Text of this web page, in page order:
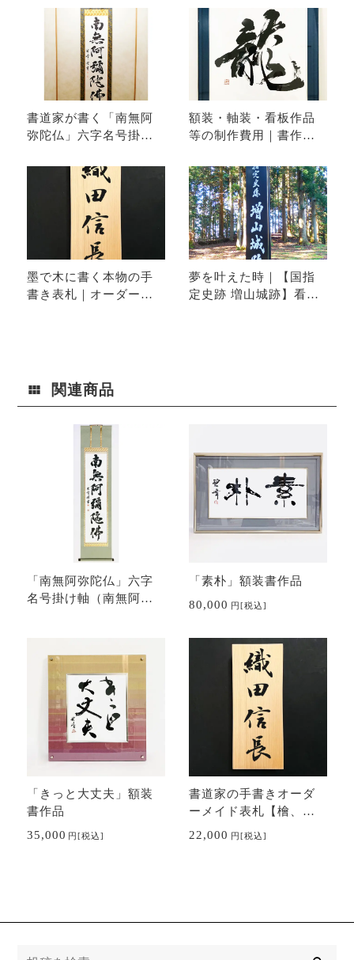
書道家が書く「南無阿
弥陀仏」六字名号掛け
品制作
額装・軸装・看板作品
等の制作費用｜書作品
墨で木に書く本物の手
書き表札｜オーダーメ
夢を叶えた時｜【国指
定史跡 増山城跡】看板
関連商品
「南無阿弥陀仏」六字
名号掛け軸（南無阿彌
「素朴」額装書作品
80,000 円[税込]
「きっと大丈夫」額装
書作品
35,000 円 [税込]
書道家の手書きオーダ
ーメイド表札【檜、
桧、ヒノキ】
22,000 円 [税込]